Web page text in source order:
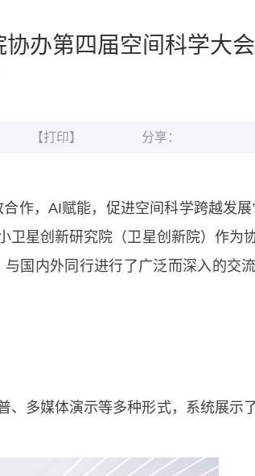
办第四届空间科学大
【打印】 分享：
作，AI赋能，促进空间科学跨越发展
星创新研究院（卫星创新院）作为
国内外同行进行了广泛而深入的交
多媒体演示等多种形式，系统展示